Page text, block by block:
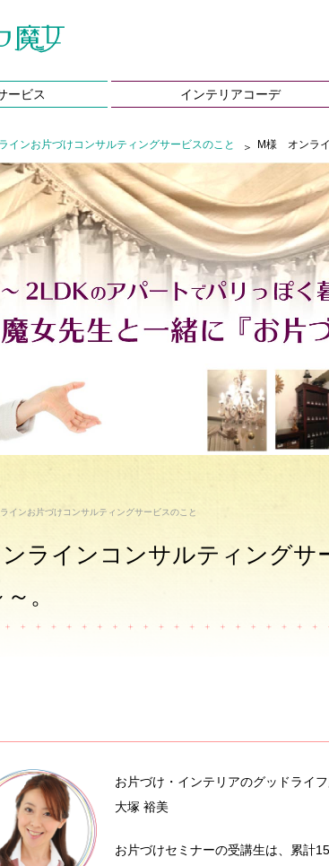
ービス インテリアコーデ
インお片づけコンサルティングサービスのこと M様 オンライ
インお片づけコンサルティングサービスのこと
ラインコンサルティングサ
。
お片づけ・インテリアのグッドライ
大塚 裕美
お片づけセミナーの受講生は、累計